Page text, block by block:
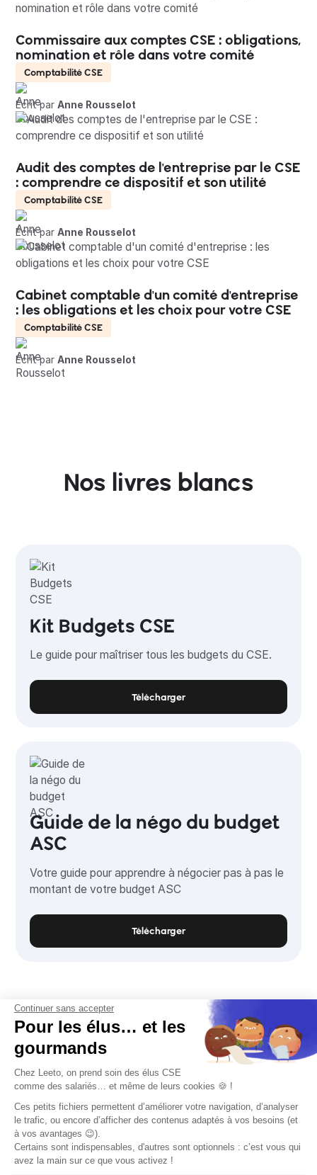
Commissaire aux comptes CSE : obligations,
nomination et rôle dans votre comité
Comptabilité CSE
Écrit parAnne Rousselot
Audit des comptes de l'entreprise par le CSE
: comprendre ce dispositif et son utilité
Comptabilité CSE
Écrit parAnne Rousselot
Cabinet comptable d'un comité d'entreprise
: les obligations et les choix pour votre CSE
Comptabilité CSE
Écrit parAnne Rousselot
Nos livres blancs
Kit Budgets CSE
Le guide pour maîtriser tous les budgets du CSE.
Télécharger
Guide de la négo du budget
ASC
Votre guide pour apprendre à négocier pas à pas le
montant de votre budget ASC
Télécharger
Rejoignez-nous
Continuer sans accepter
Pour les élus… et les
gourmands
Chez Leeto, on prend soin des élus CSE
comme des salariés… et même de leurs cookies 🍪 !
Ces petits fichiers permettent d’améliorer votre navigation, d’analyser
le trafic, ou encore d’afficher des contenus adaptés à vos besoins (et
à vos avantages 😉).
Certains sont indispensables, d'autres sont optionnels : c’est vous qui
avez la main sur ce que vous activez !